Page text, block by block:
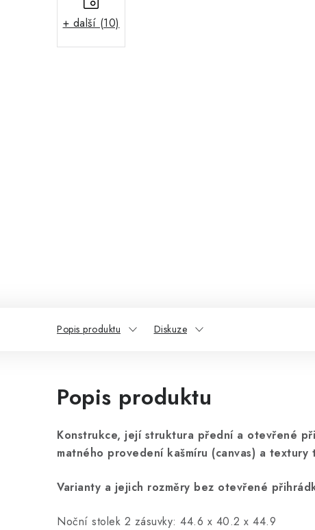
+ další (10)
Popis produktu Diskuze
Popis produktu
Konstrukce, její struktura přední a otevřené
matného provedení kašmíru (canvas) a textury
Varianty a jejich rozměry bez otevřené
Noční stolek 2 zásuvky: 44.6 x 40.2 x 44.9